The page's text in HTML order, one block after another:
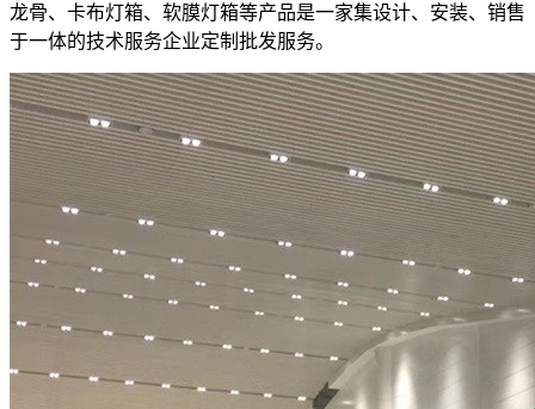
龙骨、卡布灯箱、软膜灯箱等产品是一家集设计、安装、销售
于一体的技术服务企业定制批发服务。